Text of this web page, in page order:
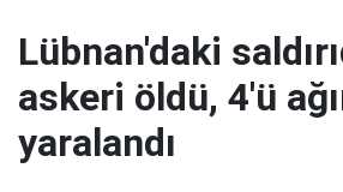
Lübnan'daki
askeri öldü, 4'ü
yaralandı